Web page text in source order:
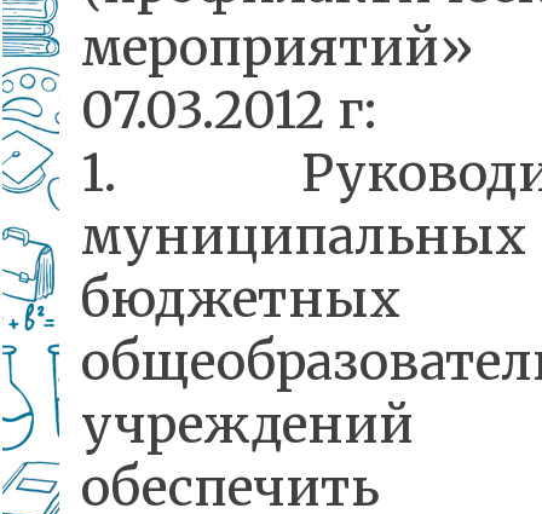
07.03.2012 г:
1.
муниципальных
бюджетных
учреждений
обеспечить